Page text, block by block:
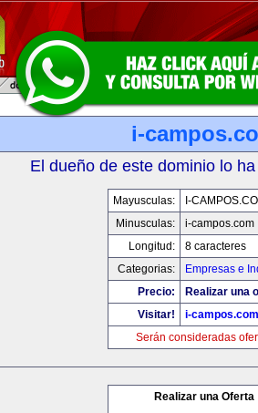
i-
El dueño de este dominio lo
Mayusculas:
I-
Minusculas:
i-campos.com
Longitud:
8 caracteres
Categorias:
Empresas e
Precio:
Realizar una
Visitar!
i-campos.com
Serán consideradas
Realizar una Oferta